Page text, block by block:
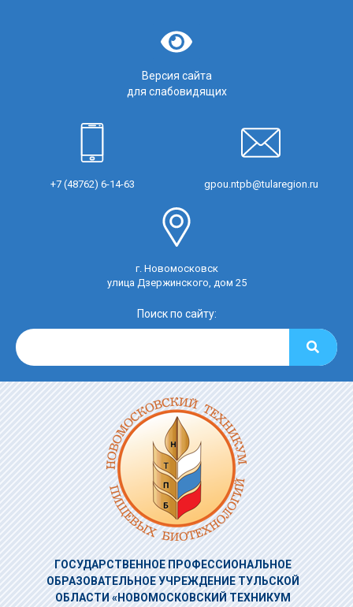
Версия сайта
для слабовидящих
+7 (48762) 6-14-63 gpou.ntpb@tularegion.ru
г. Новомосковск
улица Дзержинского, дом 25
Поиск по сайту:
ГОСУДАРСТВЕННОЕ ПРОФЕССИОНАЛЬНОЕ
ОБРАЗОВАТЕЛЬНОЕ УЧРЕЖДЕНИЕТУЛЬСКОЙ
ОБЛАСТИ «НОВОМОСКОВСКИЙ ТЕХНИКУМ